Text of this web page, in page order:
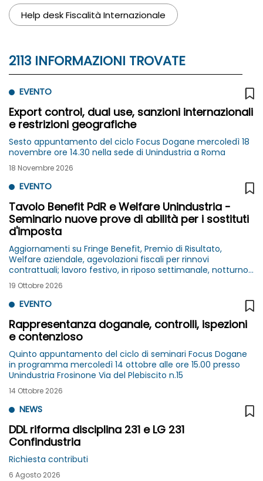
Help desk Fiscalità Internazionale
2113 INFORMAZIONI TROVATE
EVENTO
Export control, dual use, sanzioni internazionali
e restrizioni geografiche
Sesto appuntamento del ciclo Focus Dogane mercoledì 18
novembre ore 14.30 nella sede di Unindustria a Roma
18 Novembre 2026
EVENTO
Tavolo Benefit PdR e Welfare Unindustria -
Seminario nuove prove di abilità per i sostituti
d'imposta
Aggiornamenti su Fringe Benefit, Premio di Risultato,
Welfare aziendale, agevolazioni fiscali per rinnovi
contrattuali; lavoro festivo, in riposo settimanale, notturno
e in turno - lunedì 19 ottobre ore 14.30 presso ENI
19 Ottobre 2026
EVENTO
Rappresentanza doganale, controlli, ispezioni
e contenzioso
Quinto appuntamento del ciclo di seminari Focus Dogane
in programma mercoledì 14 ottobre alle ore 15.00 presso
Unindustria Frosinone Via del Plebiscito n.15
14 Ottobre 2026
NEWS
DDL riforma disciplina 231 e LG 231
Confindustria
Richiesta contributi
6 Agosto 2026